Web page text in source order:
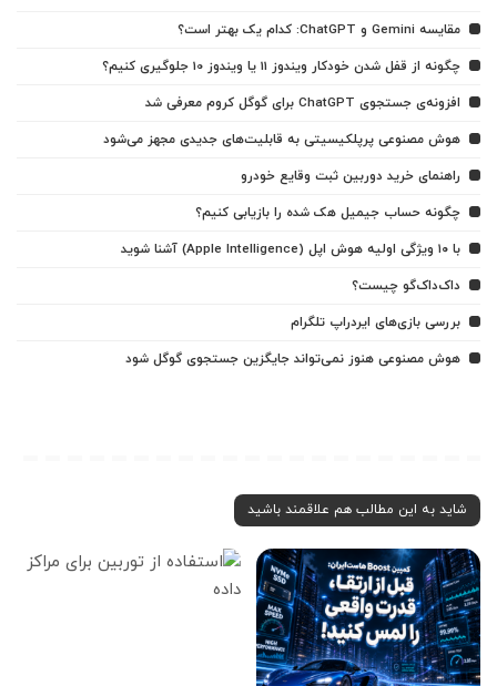
مقایسه Gemini و ChatGPT: کدام یک بهتر است؟
چگونه از قفل شدن خودکار ویندوز 11 یا ویندوز 10 جلوگیری کنیم؟
افزونه‌ی جستجوی ChatGPT برای گوگل کروم معرفی شد
هوش مصنوعی پرپلکیسیتی به قابلیت‌های جدیدی مجهز می‌شود
راهنمای خرید دوربین ثبت وقایع خودرو
چگونه حساب جیمیل هک شده را بازیابی کنیم؟
با ۱۰ ویژگی اولیه هوش اپل (Apple Intelligence) آشنا شوید
داک‌داک‌گو چیست؟
بررسی بازی‌های ایردراپ تلگرام
هوش مصنوعی هنوز نمی‌تواند جایگزین جستجوی گوگل شود
شاید به این مطالب هم علاقمند باشید